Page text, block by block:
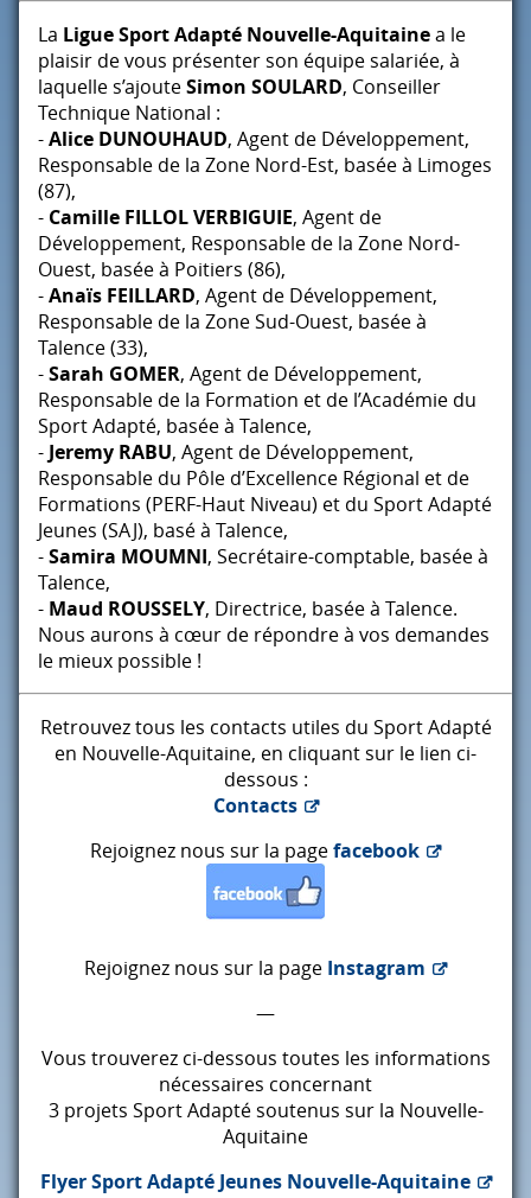
La Ligue Sport Adapté Nouvelle-Aquitainea le
plaisir de vous présenter son équipe salariée, à
laquelle s’ajouteSimon SOULARD, Conseiller
Technique National :
-Alice DUNOUHAUD, Agent de Développement,
Responsable de la Zone Nord-Est, basée à Limoges
(87),
- Camille FILLOLVERBIGUIE, Agent de
Développement, Responsable de la Zone Nord-
Ouest, basée à Poitiers (86),
-Anaïs FEILLARD, Agent de Développement,
Responsable de la Zone Sud-Ouest, basée à
Talence (33),
-Sarah GOMER, Agent de Développement,
Responsable de la Formation et de l’Académie du
Sport Adapté, basée à Talence,
- Jeremy RABU, Agent de Développement,
Responsable du Pôle d’Excellence Régional et de
Formations (PERF-Haut Niveau) et du Sport Adapté
Jeunes (SAJ), basé à Talence,
-Samira MOUMNI, Secrétaire-comptable, basée à
Talence,
- Maud ROUSSELY, Directrice, basée à Talence.
Nous aurons à cœur de répondre à vos demandes
le mieux possible !
Retrouvez tous les contacts utiles du Sport Adapté
en Nouvelle-Aquitaine, en cliquant sur le lien ci-
dessous :
Contacts
Rejoignez nous sur la pagefacebook
Rejoignez nous sur la page Instagram
—
Vous trouverez ci-dessous toutes les informations
nécessaires concernant
3 projets Sport Adapté soutenus sur la Nouvelle-
Aquitaine
Flyer Sport Adapté Jeunes Nouvelle-Aquitaine